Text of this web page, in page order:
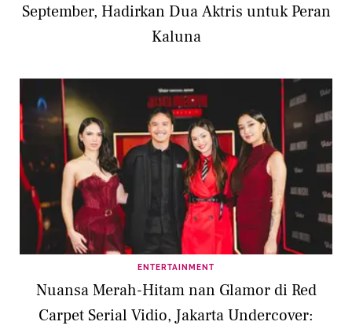
September, Hadirkan Dua Aktris untuk Peran
Kaluna
ENTERTAINMENT
Nuansa Merah-Hitam nan Glamor di Red
Carpet Serial Vidio, Jakarta Undercover: